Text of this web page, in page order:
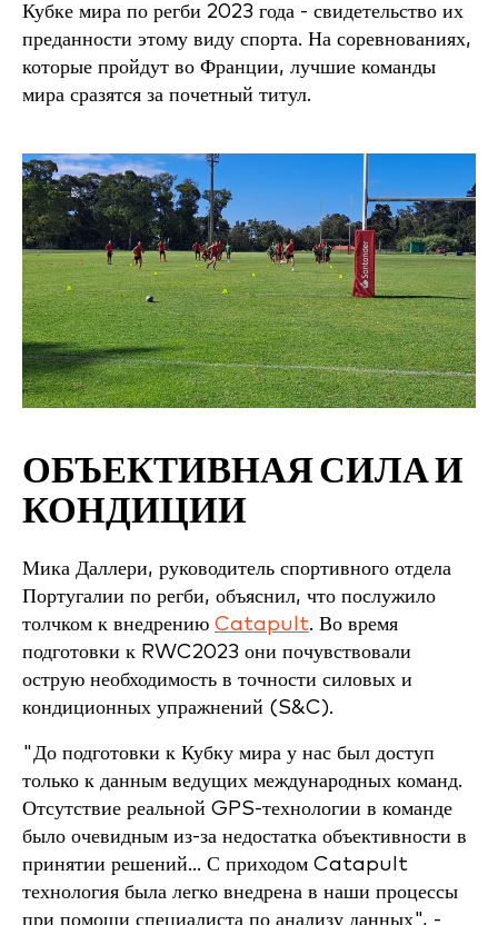
Кубке мира по регби 2023 года - свидетельство их
преданности этому виду спорта. На соревнованиях,
которые пройдут во Франции, лучшие команды
мира сразятся за почетный титул.
ОБЪЕКТИВНАЯ СИЛА И
КОНДИЦИИ
Мика Даллери, руководитель спортивного отдела
Португалии по регби, объяснил, что послужило
толчком к внедрению Catapult. Во время
подготовки к RWC2023 они почувствовали
острую необходимость в точности силовых и
кондиционных упражнений (S&C).
"До подготовки к Кубку мира у нас был доступ
только к данным ведущих международных команд.
Отсутствие реальной GPS-технологии в команде
было очевидным из-за недостатка объективности в
принятии решений... С приходом Catapult
технология была легко внедрена в наши процессы
при помощи специалиста по анализу данных", -